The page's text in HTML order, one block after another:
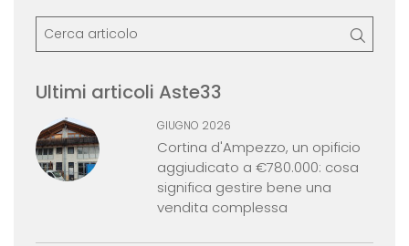
Ultimi articoli Aste33
GIUGNO 2026
Cortina d'Ampezzo, un opificio
aggiudicato a €780.000: cosa
significa gestire bene una
vendita complessa